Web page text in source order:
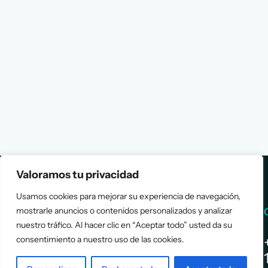
Valoramos tu privacidad
Usamos cookies para mejorar su experiencia de navegación,
mostrarle anuncios o contenidos personalizados y analizar
nuestro tráfico. Al hacer clic en “Aceptar todo” usted da su
consentimiento a nuestro uso de las cookies.
Services
Assessment
Positioning
Info
Services